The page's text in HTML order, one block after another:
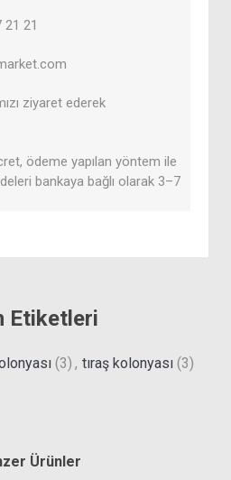
21
ziyaret ederek
ödeme yapılan yöntem ile
bankaya bağlı olarak 3–7
Etiketleri
(3) , tıraş kolonyası (3)
Ürünler